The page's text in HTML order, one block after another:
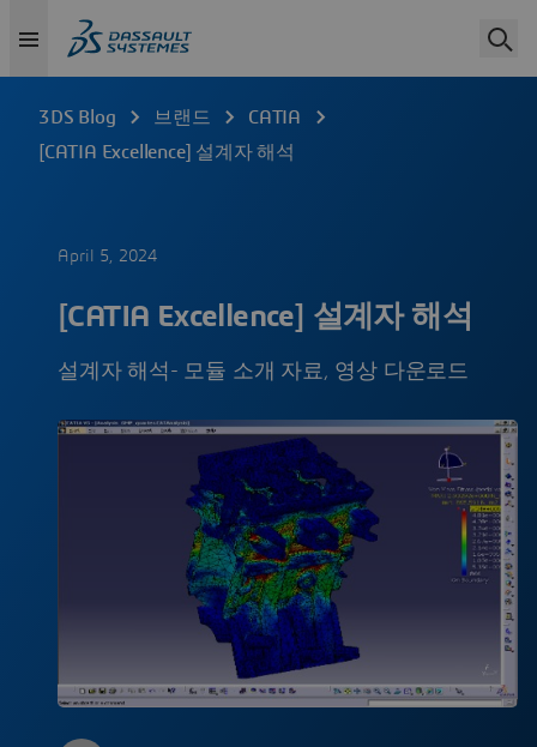
3DS Blog 브랜드
CATIA
[CATIA Excellence] 설계자 해석
April 5, 2024
[CATIA Excellence] 설계자 해석
설계자 해석- 모듈 소개 자료, 영상 다운로드